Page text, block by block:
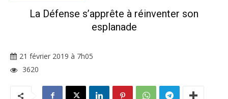
La Défense s’apprête à réinventer son
esplanade
21 février 2019 à 7h05
3620